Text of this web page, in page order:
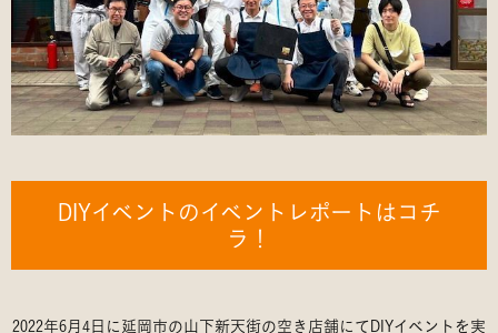
DIYイベントのイベントレポートはコチ
ラ！
2022年6月4日に延岡市の山下新天街の空き店舗にてDIYイベントを実